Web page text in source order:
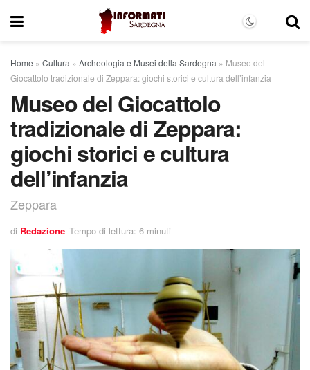
Home » Cultura » Archeologia e Musei della Sardegna » Museo del
Giocattolo tradizionale di Zeppara: giochi storici e cultura dell’infanzia
Museo del Giocattolo
tradizionale di Zeppara:
giochi storici e cultura
dell’infanzia
Zeppara
di Redazione Tempo di lettura: 6 minuti